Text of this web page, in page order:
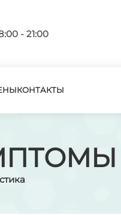
- 21:00
КОНТАКТЫ